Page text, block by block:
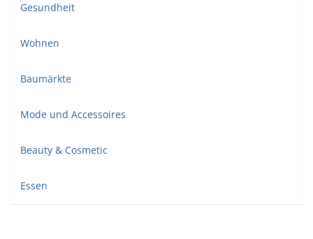
Gesundheit
Wohnen
Baumärkte
Mode und Accessoires
Beauty & Cosmetic
Essen